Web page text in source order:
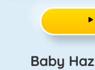
Baby